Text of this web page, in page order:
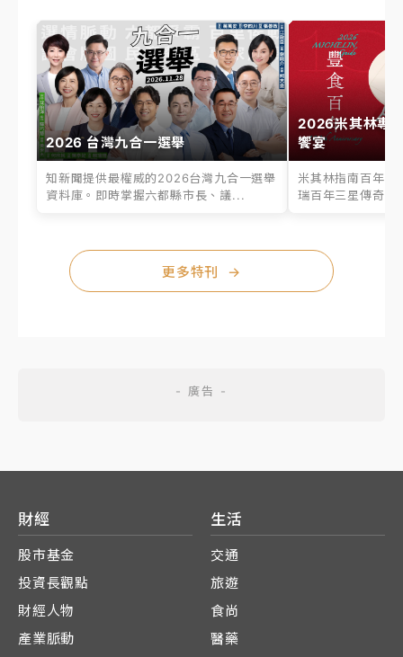
2026 台灣九合一選舉
知新聞提供最權威的2026台灣九合一選舉
資料庫。即時掌握六都縣市長、議...
2026米其林專
饗宴
米其林指南百年之
瑞百年三星傳奇、
更多特刊 →
財經
股市基金
投資長觀點
財經人物
產業脈動
生活
交通
旅遊
食尚
醫藥